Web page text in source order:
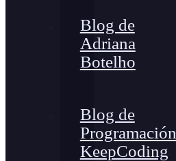
Blog de
Adriana
Botelho
Blog de
Programación
KeepCoding